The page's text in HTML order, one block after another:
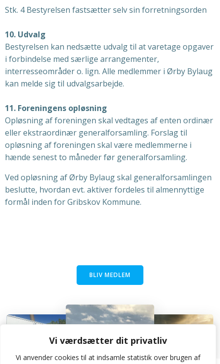
Vi værdsætter dit privatliv
Vi anvender cookies til at indsamle statistik over brugen af
Stk. 4 Bestyrelsen fastsætter selv sin forretningsorden
10. Udvalg
Bestyrelsen kan nedsætte udvalg til at varetage opgaver
i forbindelse med særlige arrangementer,
interresseområder o. lign. Alle medlemmer i Ørby Bylaug
kan melde sig til udvalgsarbejde.
11. Foreningens opløsning
Opløsning af foreningen skal vedtages af enten ordinær
eller ekstraordinær generalforsamling. Forslag til
opløsning af foreningen skal være medlemmerne i
hænde senest to måneder før generalforsamling.
Ved opløsning af Ørby Bylaug skal generalforsamlingen
beslutte, hvordan evt. aktiver fordeles til almennyttige
formål inden for Gribskov Kommune.
BLIV MEDLEM